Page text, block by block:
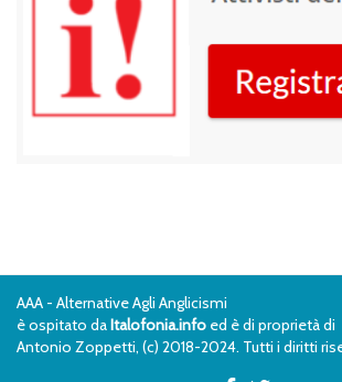
AAA - Alternative Agli Anglicismi
è ospitato daItalofonia.info ed è di proprietà di
Antonio Zoppetti, (c) 2018-2024. Tutti i diritti